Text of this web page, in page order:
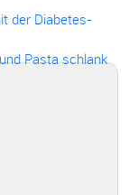
der Diabetes-
Pasta schlank